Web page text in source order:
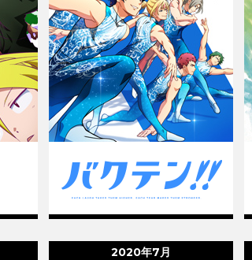
2020年7月